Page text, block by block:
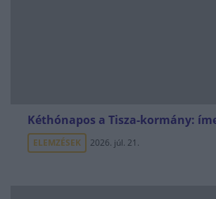
Kéthónapos a Tisza-kormány:
ELEMZÉSEK 2026. júl. 21.